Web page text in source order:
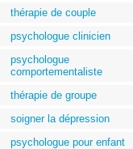
thérapie de couple
psychologue clinicien
psychologue
comportementaliste
thérapie de groupe
soigner la dépression
psychologue pour enfant